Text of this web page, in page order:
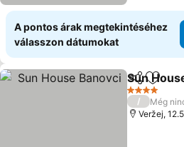
A pontos árak megtekintéséhez
válasszon dátumokat
Megosztás
Sun
4 Kategória
/
Még
Veržej,